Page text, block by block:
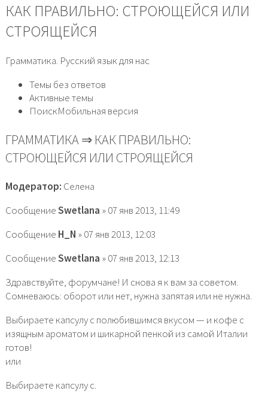
КАК ПРАВИЛЬНО: СТРОЮЩЕЙСЯ ИЛИ
СТРОЯЩЕЙСЯ
Грамматика. Русский язык для нас
Темы без ответов
Активные темы
ПоискМобильная версия
ГРАММАТИКА ⇒ КАК ПРАВИЛЬНО:
СТРОЮЩЕЙСЯ ИЛИ СТРОЯЩЕЙСЯ
Модератор: Селена
СообщениеSwetlana » 07 янв 2013, 11:49
Сообщение H_N » 07 янв 2013, 12:03
СообщениеSwetlana » 07 янв 2013, 12:13
Здравствуйте, форумчане! И снова я к вам за советом.
Сомневаюсь: оборот или нет, нужна запятая или не нужна.
Выбираете капсулу с полюбившимся вкусом — и кофе с
изящным ароматом и шикарной пенкой из самой Италии
готов!
или
Выбираете капсулу с.